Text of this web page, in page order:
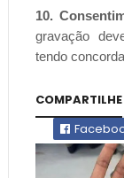
10.
gravação
tendo
COMPARTILHE